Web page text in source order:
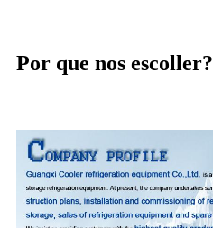
Por que nos escoller?